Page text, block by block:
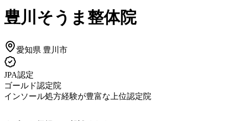
豊川そうま整体院
愛知県 豊川市
JPA認定
ゴールド認定院
インソール処方経験が豊富な上位認定院